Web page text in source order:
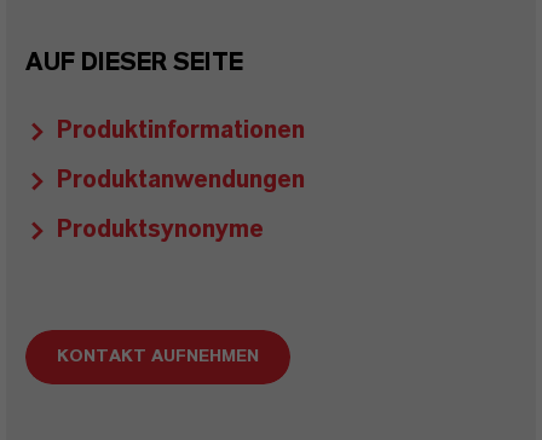
AUF DIESER SEITE
Produktinformationen
Produktanwendungen
Produktsynonyme
KONTAKT AUFNEHMEN